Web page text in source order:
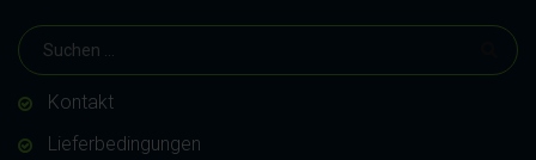
Kontakt
Lieferbedingungen